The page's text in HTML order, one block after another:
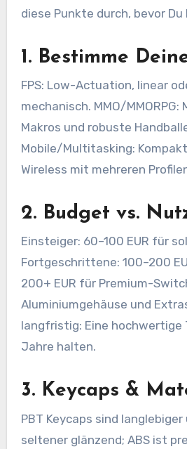
diese Punkte durch, bevor Du
1. Bestimme
FPS: Low-Actuation, linear
mechanisch. MMO/MMORPG:
Makros und robuste
Mobile/Multitasking:
Wireless mit mehreren
2. Budget vs.
Einsteiger: 60–100 EUR für
Fortgeschrittene: 100–200
200+ EUR für Premium-
Aluminiumgehäuse und
langfristig: Eine hochwertige
Jahre halten.
3. Keycaps &
PBT Keycaps sind
seltener glänzend; ABS ist